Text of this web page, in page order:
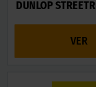
DUNLOP
VER